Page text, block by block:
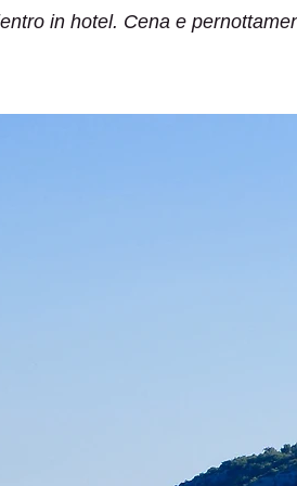
in hotel. Cena e